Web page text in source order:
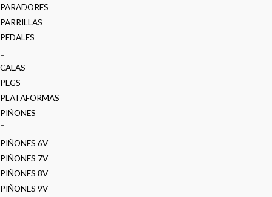
PARADORES
PARRILLAS
PEDALES
CALAS
PEGS
PLATAFORMAS
PIÑONES
PIÑONES 6V
PIÑONES 7V
PIÑONES 8V
PIÑONES 9V